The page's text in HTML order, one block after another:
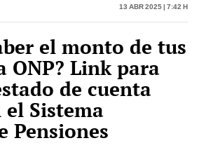
13 Abr 2025 | 7:42 h
el monto de tus
ONP? Link para
de cuenta
Sistema
Pensiones